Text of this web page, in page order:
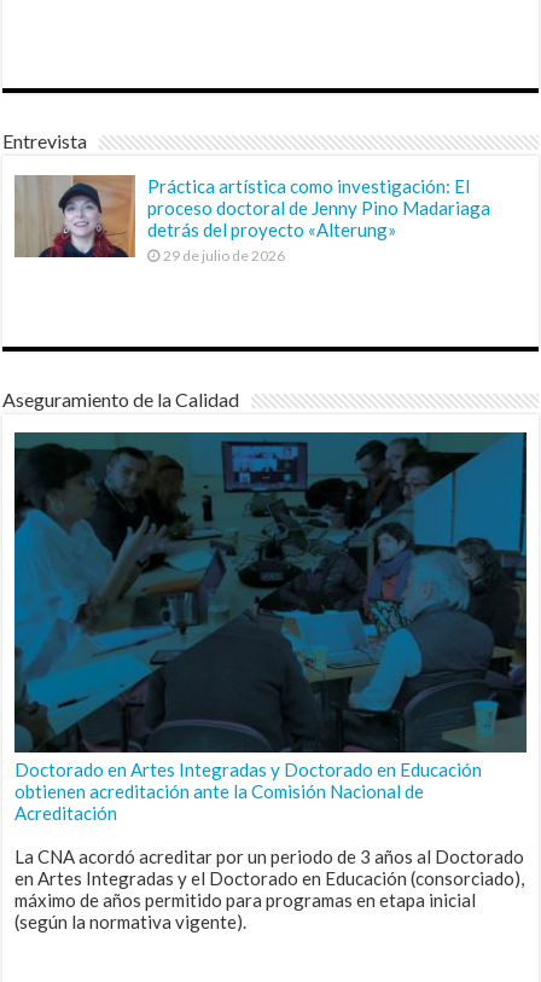
Entrevista
Práctica artística como investigación: El
proceso doctoral de Jenny Pino Madariaga
detrás del proyecto «Alterung»
29 de julio de 2026
Aseguramiento de la Calidad
Doctorado en Artes Integradas y Doctorado en Educación
obtienen acreditación ante la Comisión Nacional de
Acreditación
La CNA acordó acreditar por un periodo de 3 años al Doctorado
en Artes Integradas y el Doctorado en Educación (consorciado),
máximo de años permitido para programas en etapa inicial
(según la normativa vigente).